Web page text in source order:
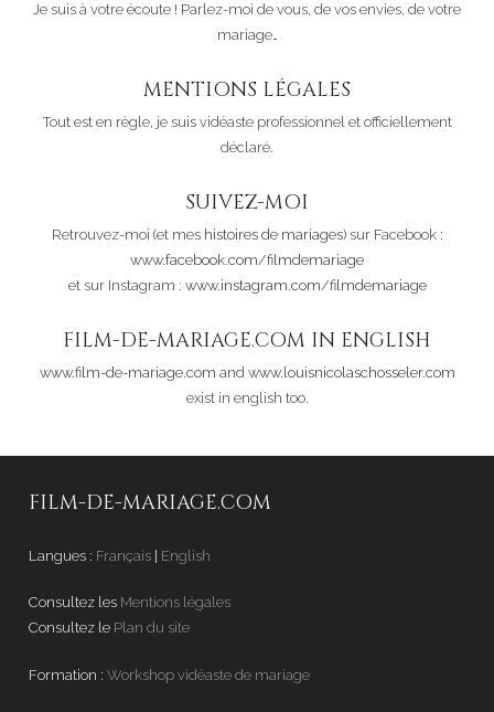
Je suis à votre écoute ! Parlez-moi de vous, de vos envies, de votre
mariage…
MENTIONS LÉGALES
Tout est en règle, je suis vidéaste professionnel et officiellement
déclaré.
SUIVEZ-MOI
Retrouvez-moi (et mes histoires de mariages) sur Facebook :
www.facebook.com/filmdemariage
et sur Instagram : www.instagram.com/filmdemariage
FILM-DE-MARIAGE.COM IN ENGLISH
www.film-de-mariage.com and www.louisnicolaschosseler.com
exist in english too.
FILM-DE-MARIAGE.COM
Langues : Français | English
Consultez les Mentions légales
Consultez le Plan du site
Formation : Workshop vidéaste de mariage